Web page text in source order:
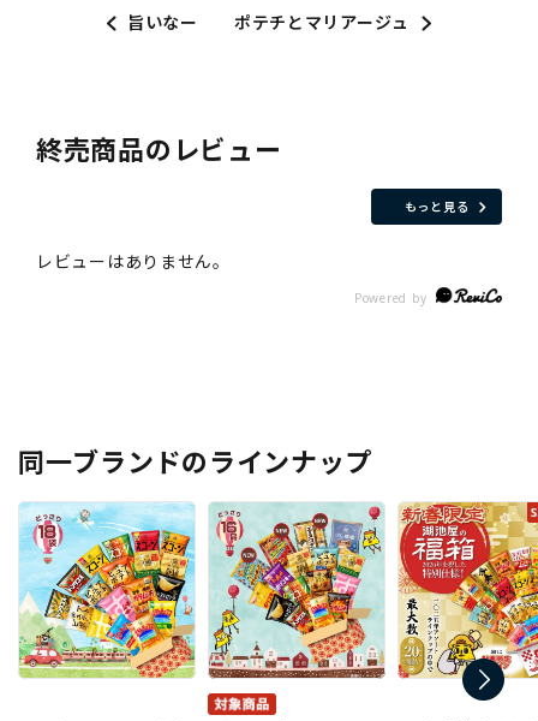
旨いなー ポテチとマリアージュ
終売商品のレビュー
もっと見る
同一ブランドのラインナップ